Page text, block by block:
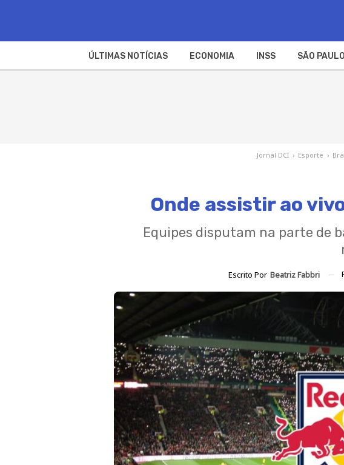
ÚLTIMAS NOTÍCIAS ECONOMIA INSS SÃO PAULO
Jornal DCI › Esporte ›
Onde assistir ao
Equipes disputam na parte de
Escrito Por Beatriz Fabbri